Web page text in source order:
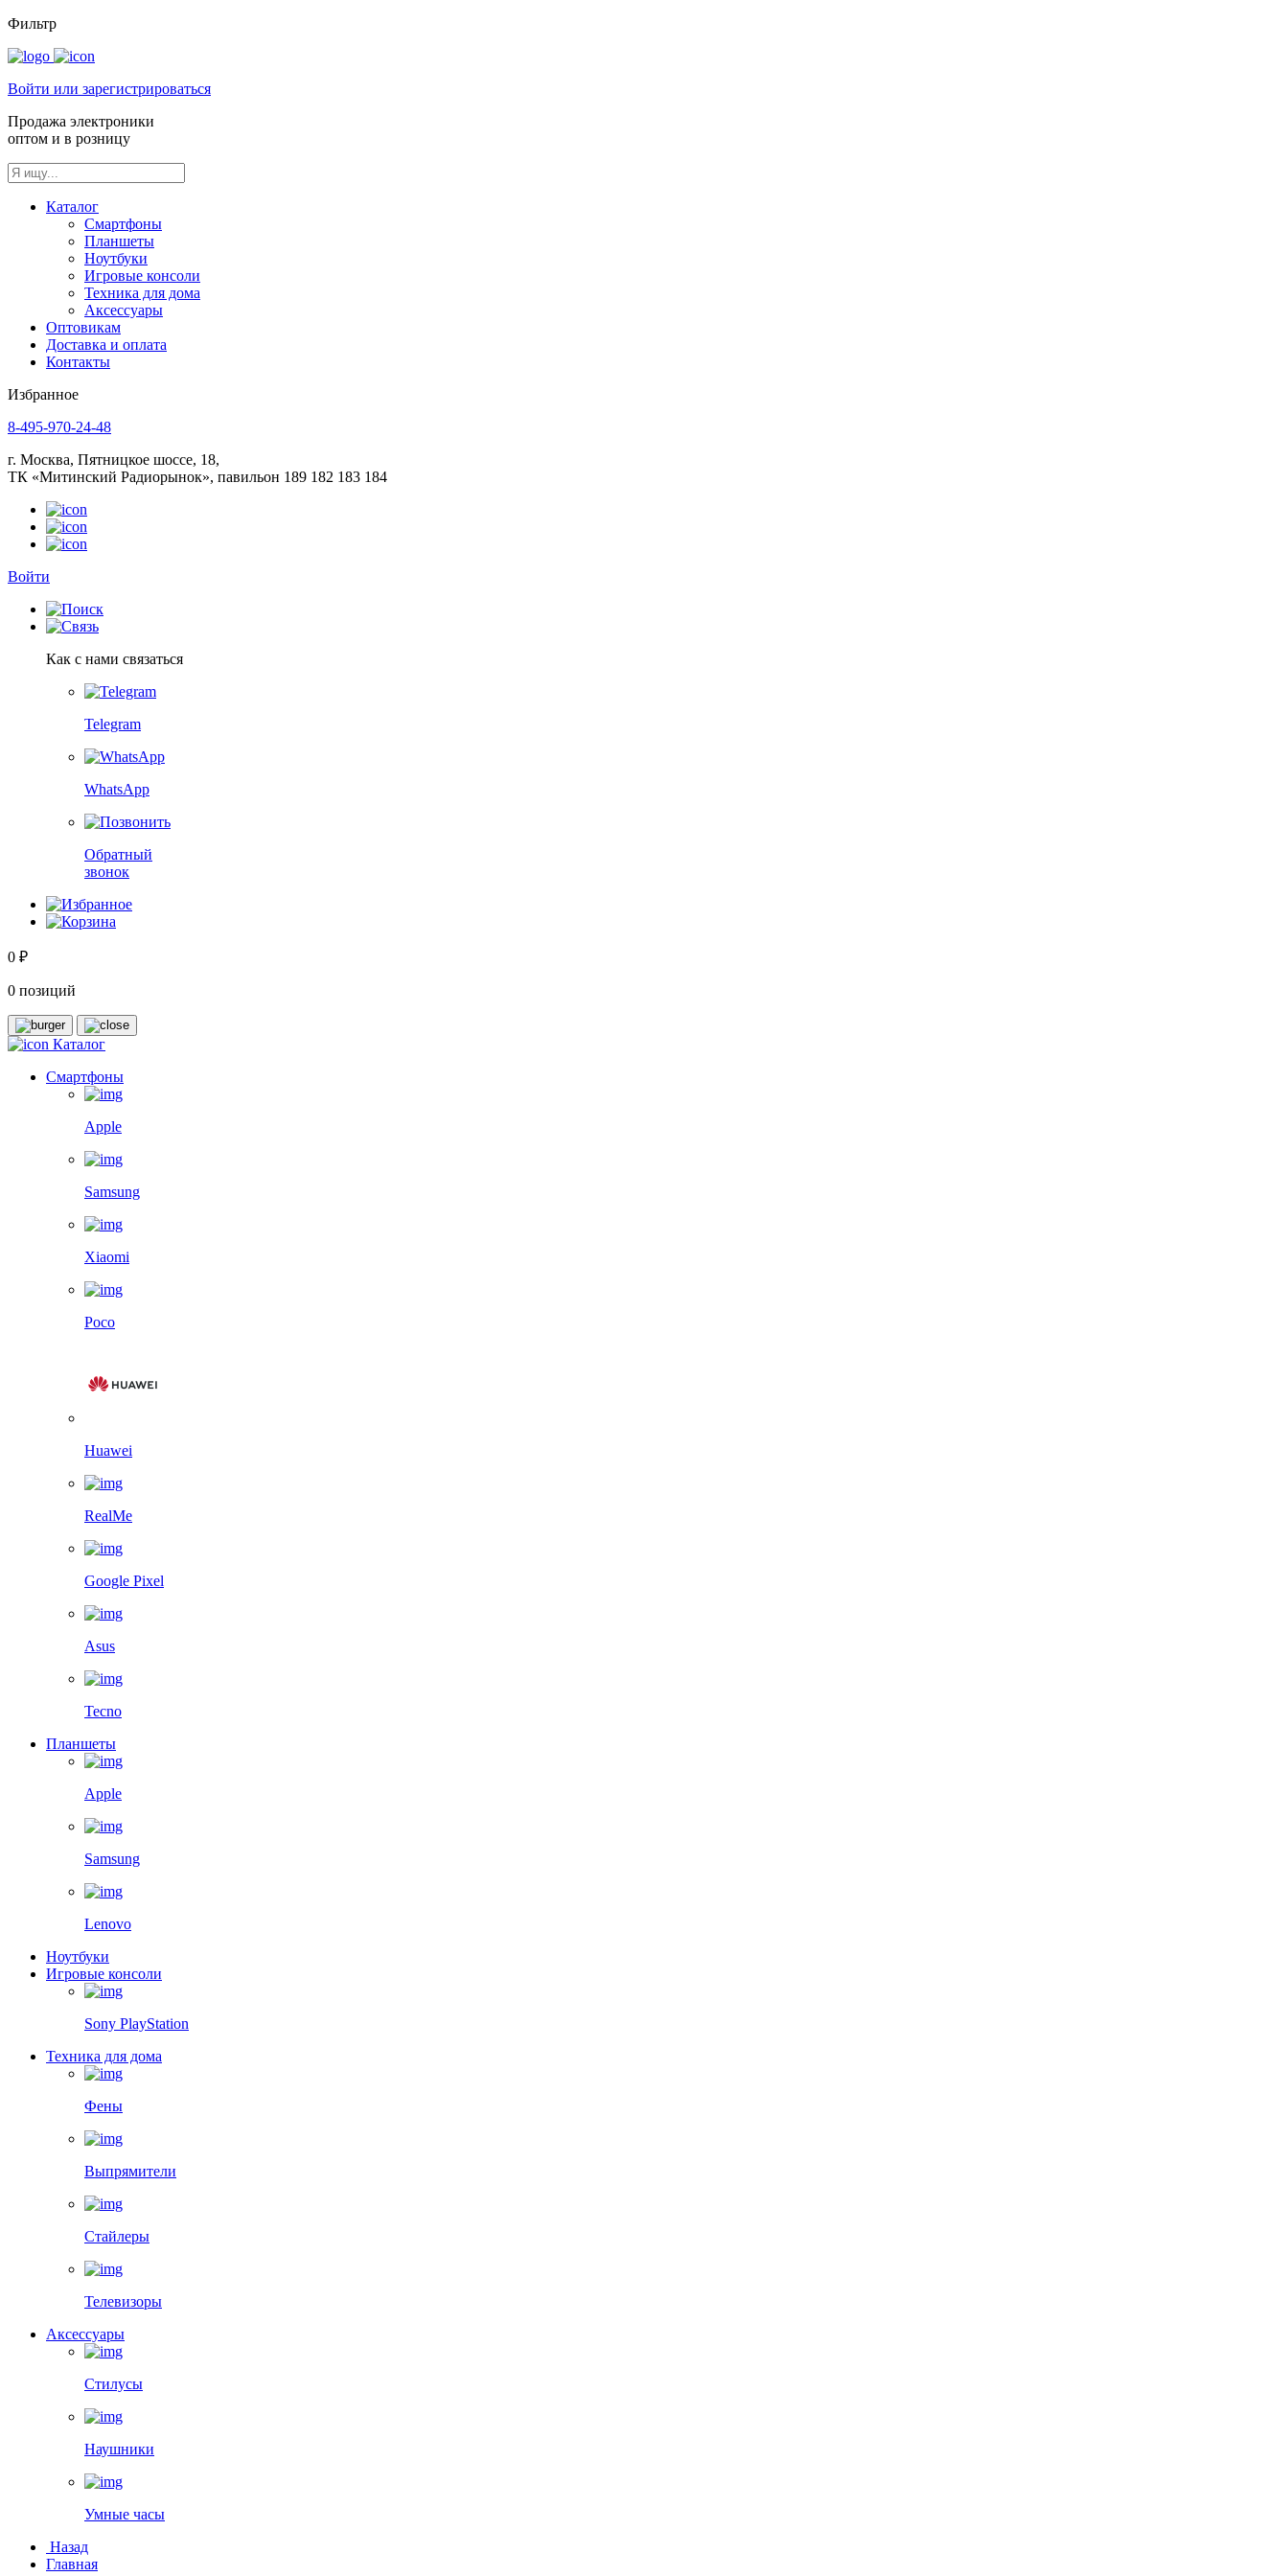
Фильтр
Войти или зарегистрироваться
Продажа электроники
оптом и в розницу
Каталог
Смартфоны
Планшеты
Ноутбуки
Игровые консоли
Техника для дома
Аксессуары
Оптовикам
Доставка и оплата
Контакты
Избранное
8-495-970-24-48
г. Москва, Пятницкое шоссе, 18,
ТК «Митинский Радиорынок», павильон 189 182 183 184
Войти
Как с нами связаться
Telegram
WhatsApp
Обратный
звонок
0 ₽
0 позиций
Каталог
Смартфоны
Apple
Samsung
Xiaomi
Poco
Huawei
RealMe
Google Pixel
Asus
Tecno
Планшеты
Apple
Samsung
Lenovo
Ноутбуки
Игровые консоли
Sony PlayStation
Техника для дома
Фены
Выпрямители
Стайлеры
Телевизоры
Аксессуары
Стилусы
Наушники
Умные часы
Назад
Главная